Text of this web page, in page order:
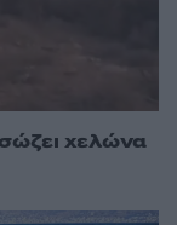
χελώνα